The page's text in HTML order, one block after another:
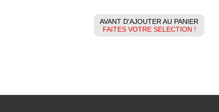
AVANT D'AJOUTER AU PANIER
FAITES VOTRE SELECTION !